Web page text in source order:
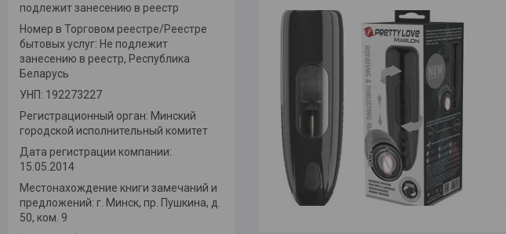
подлежит занесению в реестр
Номер в Торговом реестре/Реестре
бытовых услуг: Не подлежит
занесению в реестр, Республика
Беларусь
УНП: 192273227
Регистрационный орган: Минский
городской исполнительный комитет
Дата регистрации компании:
15.05.2014
Местонахождение книги замечаний и
предложений: г. Минск, пр. Пушкина, д.
50, ком. 9